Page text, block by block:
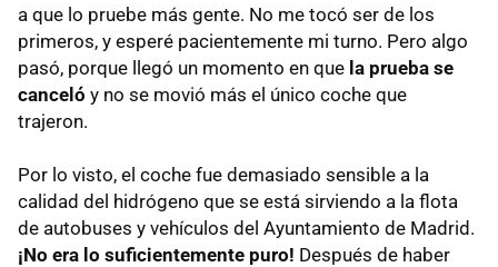
a que lo pruebe más gente. No me tocó ser de los
primeros, y esperé pacientemente mi turno. Pero algo
pasó, porque llegó un momento en que la prueba se
canceló y no se movió más el único coche que
trajeron.
Por lo visto, el coche fue demasiado sensible a la
calidad del hidrógeno que se está sirviendo a la flota
de autobuses y vehículos del Ayuntamiento de Madrid.
¡No era lo suficientemente puro! Después de haber